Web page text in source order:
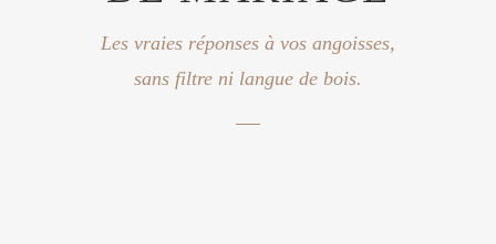
Les vraies réponses à vos angoisses,
sans filtre ni langue de bois.